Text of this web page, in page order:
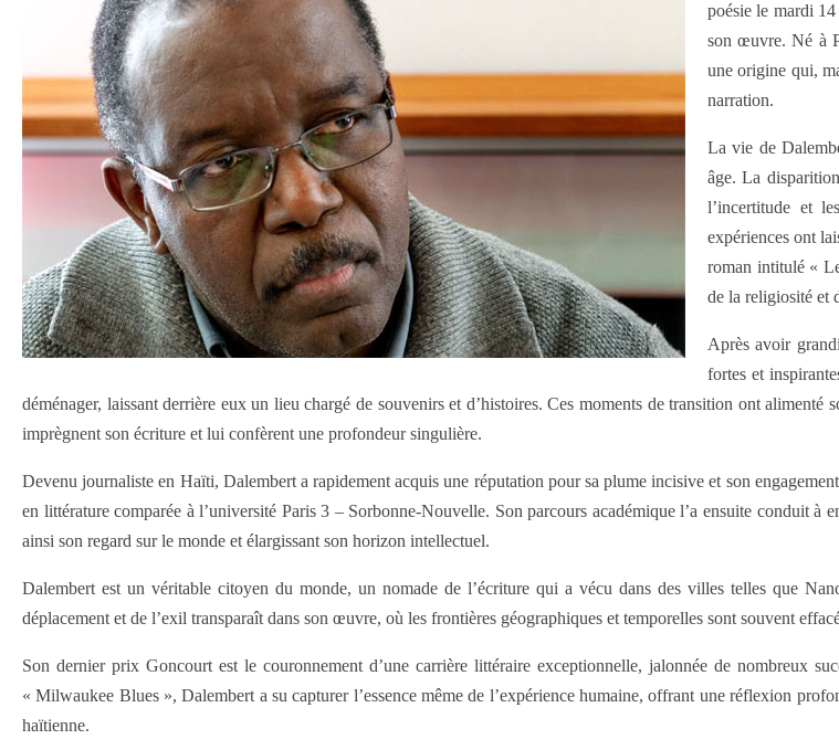
poésie le mardi 14
son œuvre. Né à
une origine qui,
narration.
La vie de
âge. La
l’incertitude et
expériences ont
roman intitulé «
de la religiosité et
Après avoir
fortes et
déménager, laissant derrière eux un lieu chargé de souvenirs et d’histoires. Ces moments de transition ont
imprègnent son écriture et lui confèrent une profondeur singulière.
Devenu journaliste en Haïti, Dalembert a rapidement acquis une réputation pour sa plume incisive et son
en littérature comparée à l’université Paris 3 – Sorbonne-Nouvelle. Son parcours académique l’a ensuite conduit à
ainsi son regard sur le monde et élargissant son horizon intellectuel.
Dalembert est un véritable citoyen du monde, un nomade de l’écriture qui a vécu dans des villes telles que
déplacement et de l’exil transparaît dans son œuvre, où les frontières géographiques et temporelles sont souvent
Son dernier prix Goncourt est le couronnement d’une carrière littéraire exceptionnelle, jalonnée de nombreux
« Milwaukee Blues », Dalembert a su capturer l’essence même de l’expérience humaine, offrant une réflexion
haïtienne.